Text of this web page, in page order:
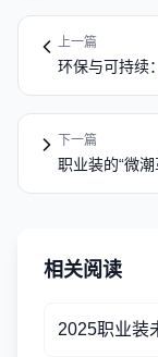
上一篇
环保与可持续
下一篇
职业装的“微
相关阅读
2025职业装